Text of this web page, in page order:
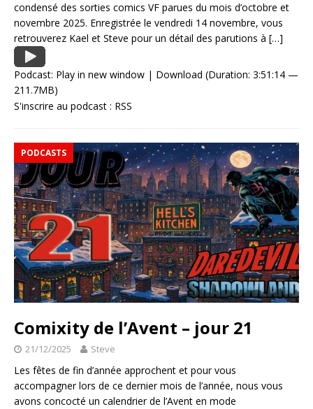
condensé des sorties comics VF parues du mois d’octobre et
novembre 2025. Enregistrée le vendredi 14 novembre, vous
retrouverez Kael et Steve pour un détail des parutions à […]
Podcast: Play in new window | Download (Duration: 3:51:14 —
211.7MB)
S'inscrire au podcast : RSS
PODCASTS
Comixity de l’Avent – jour 21
21/12/2025 Steve
Les fêtes de fin d’année approchent et pour vous
accompagner lors de ce dernier mois de l’année, nous vous
avons concocté un calendrier de l’Avent en mode